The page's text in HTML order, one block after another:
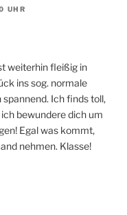
UHR
weiterhin fleißig in
ins sog. normale
Ich finds toll,
bewundere dich um
Egal was kommt,
nehmen. Klasse!